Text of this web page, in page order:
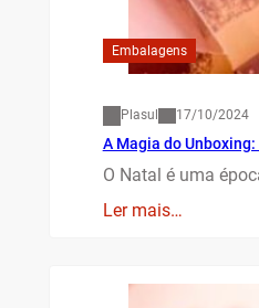
Embalagens
Plasul 17/10/2024
A Magia do
O Natal é uma
Ler mais…